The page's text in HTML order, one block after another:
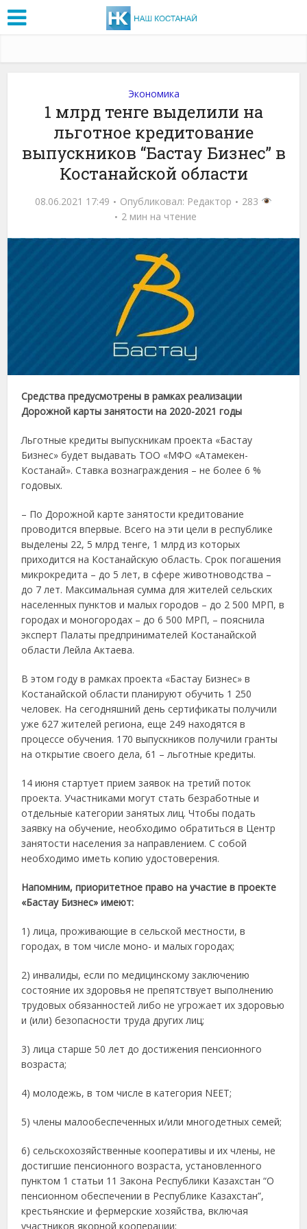
Экономика
1 млрд тенге выделили на
льготное кредитование
выпускников “Бастау Бизнес” в
Костанайской области
08.06.2021 17:49 Опубликовал: Редактор
283
2 мин на чтение
Средства предусмотрены в рамках реализации
Дорожной карты занятости на 2020-2021 годы
Льготные кредиты выпускникам проекта «Бастау
Бизнес» будет выдавать ТОО «МФО «Атамекен-
Костанай». Ставка вознаграждения – не более 6 %
годовых.
– По Дорожной карте занятости кредитование
проводится впервые. Всего на эти цели в республике
выделены 22, 5 млрд тенге, 1 млрд из которых
приходится на Костанайскую область. Срок погашения
микрокредита – до 5 лет, в сфере животноводства –
до 7 лет. Максимальная сумма для жителей сельских
населенных пунктов и малых городов – до 2 500 МРП, в
городах и моногородах – до 6 500 МРП, – пояснила
эксперт Палаты предпринимателей Костанайской
области Лейла Актаева.
В этом году в рамках проекта «Бастау Бизнес» в
Костанайской области планируют обучить 1 250
человек. На сегодняшний день сертификаты получили
уже 627 жителей региона, еще 249 находятся в
процессе обучения. 170 выпускников получили гранты
на открытие своего дела, 61 – льготные кредиты.
14 июня стартует прием заявок на третий поток
проекта. Участниками могут стать безработные и
отдельные категории занятых лиц. Чтобы подать
заявку на обучение, необходимо обратиться в Центр
занятости населения за направлением. С собой
необходимо иметь копию удостоверения.
Напомним, приоритетное право на участие в проекте
«Бастау Бизнес» имеют:
1) лица, проживающие в сельской местности, в
городах, в том числе моно- и малых городах;
2) инвалиды, если по медицинскому заключению
состояние их здоровья не препятствует выполнению
трудовых обязанностей либо не угрожает их здоровью
и (или) безопасности труда других лиц;
3) лица старше 50 лет до достижения пенсионного
возраста;
4) молодежь, в том числе в категория NEET;
5) члены малообеспеченных и/или многодетных семей;
6) сельскохозяйственные кооперативы и их члены, не
достигшие пенсионного возраста, установленного
пунктом 1 статьи 11 Закона Республики Казахстан “О
пенсионном обеспечении в Республике Казахстан”,
крестьянские и фермерские хозяйства, включая
участников якорной кооперации;